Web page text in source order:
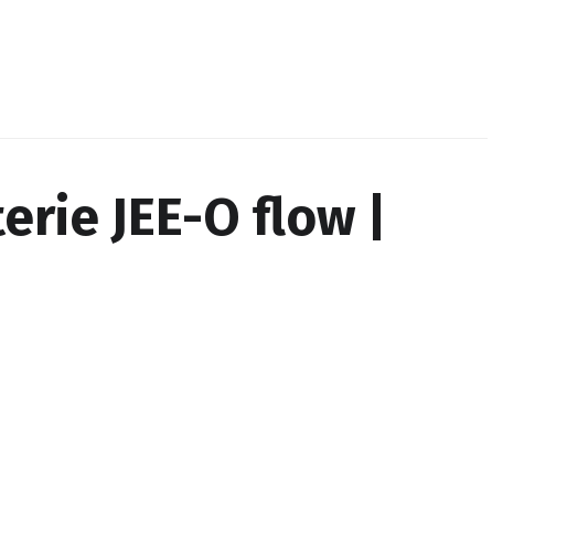
JEE-O flow |